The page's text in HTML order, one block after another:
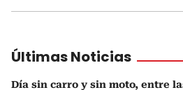
Últimas Noticias
Día sin carro y sin moto, entre